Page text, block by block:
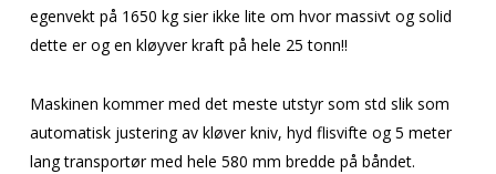
egenvekt på 1650 kg sier ikke lite om hvor massivt og solid
dette er og en kløyver kraft på hele 25 tonn!!
Maskinen kommer med det meste utstyr som std slik som
automatisk justering av kløver kniv, hyd flisvifte og 5 meter
lang transportør med hele 580 mm bredde på båndet.